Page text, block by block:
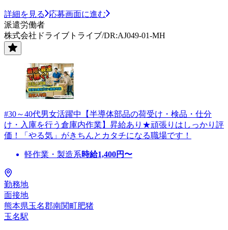
詳細を見る
応募画面に進む
派遣労働者
株式会社ドライブトライブ/DR:AJ049-01-MH
#30～40代男女活躍中【半導体部品の荷受け・検品・仕分
け・入庫を行う倉庫内作業】昇給あり★頑張りはしっかり評
価！「やる気」がきちんとカタチになる職場です！
軽作業・製造系時給1,400円〜
勤務地
面接地
熊本県玉名郡南関町肥猪
玉名駅